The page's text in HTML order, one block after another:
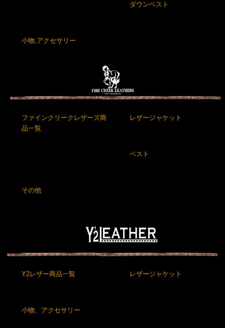
ダウンベスト
小物,アクセサリー
ファインクリークレザーズ商
品一覧
レザージャケット
ベスト
その他
Y2レザー商品一覧 レザージャケット
小物、アクセサリー